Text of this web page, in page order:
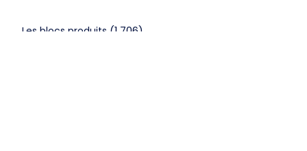
Les blocs produits (1,706)